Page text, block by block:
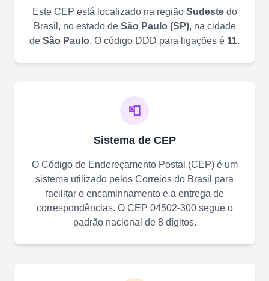
Este CEP está localizado na região Sudestedo
Brasil, no estado de São Paulo(SP), na cidade
de São Paulo. O código DDD para ligações é 11.
📮
Sistema de CEP
O Código de Endereçamento Postal (CEP) é um
sistema utilizado pelos Correios do Brasil para
facilitar o encaminhamento e a entrega de
correspondências. O CEP 04502-300segue o
padrão nacional de 8 dígitos.